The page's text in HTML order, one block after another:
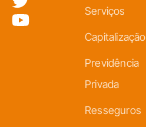
Serviços
Capitalização
Previdência
Privada
Resseguros